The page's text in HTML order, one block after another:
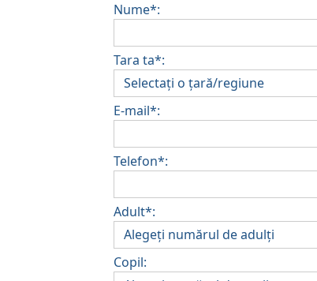
Nume*:
Tara ta*:
E-mail*:
Telefon*:
Adult*:
Copil: